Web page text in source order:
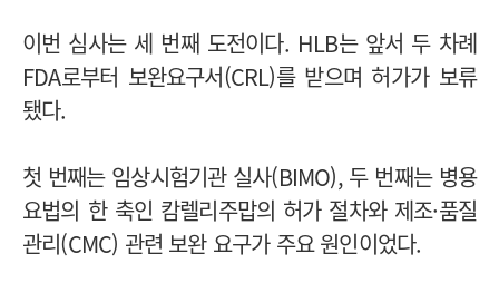
이번 심사는 세 번째 도전이다. HLB는 앞서 두 차례
FDA로부터 보완요구서(CRL)를 받으며 허가가 보류
됐다.
첫 번째는 임상시험기관 실사(BIMO), 두 번째는 병용
요법의 한 축인 캄렐리주맙의 허가 절차와 제조·품질
관리(CMC) 관련 보완 요구가 주요 원인이었다.